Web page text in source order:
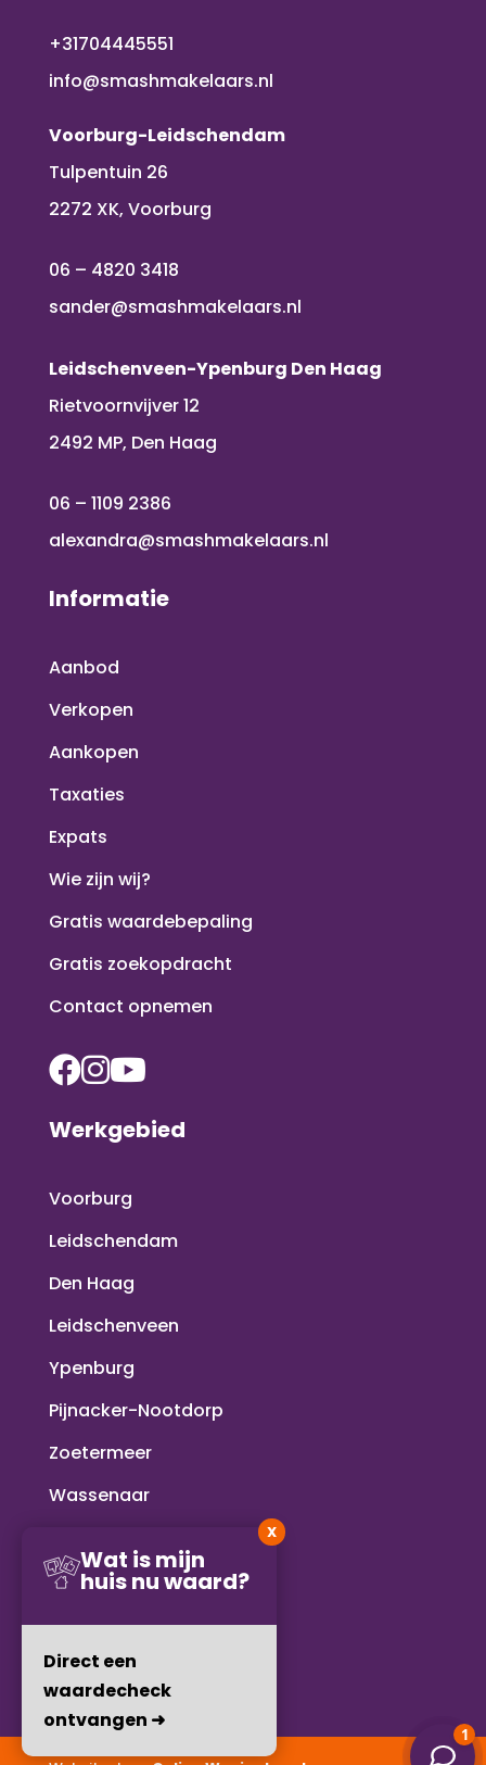
+31704445551
info@smashmakelaars.nl
Voorburg-Leidschendam
Tulpentuin 26
2272 XK, Voorburg
06 – 4820 3418
sander@smashmakelaars.nl
Leidschenveen-Ypenburg Den Haag
Rietvoornvijver 12
2492 MP, Den Haag
06 – 1109 2386
alexandra@smashmakelaars.nl
Informatie
Aanbod
Verkopen
Aankopen
Taxaties
Expats
Wie zijn wij?
Gratis waardebepaling
Gratis zoekopdracht
Contact opnemen
Werkgebied
Voorburg
Leidschendam
Den Haag
Leidschenveen
Ypenburg
Pijnacker-Nootdorp
Zoetermeer
Wassenaar
Rijswijk
Delft
Wat is mijn
huis nu waard?
Direct een
waardecheck
ontvangen ➜
X